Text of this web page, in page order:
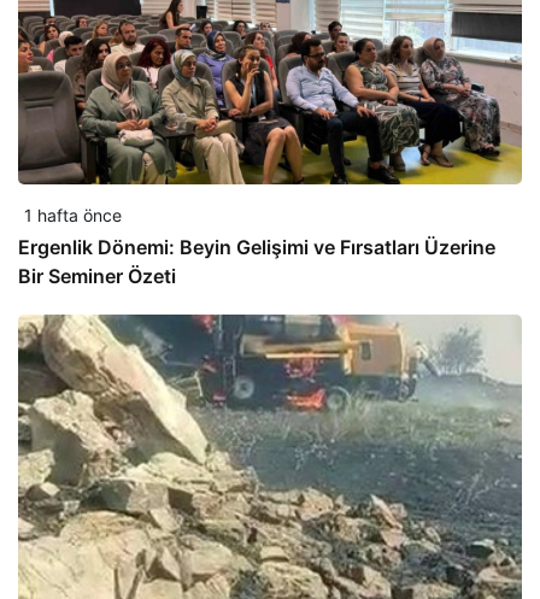
1 hafta önce
Ergenlik Dönemi: Beyin Gelişimi ve Fırsatları Üzerine
Bir Seminer Özeti